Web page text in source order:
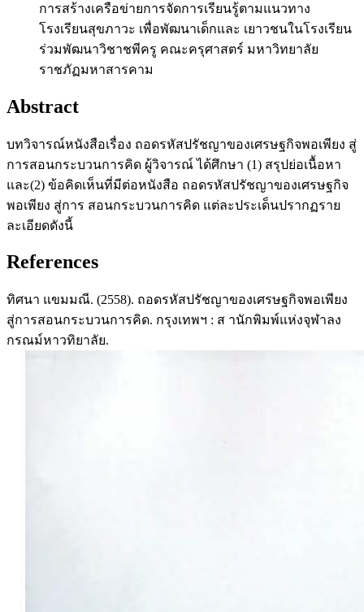
การสร้างเครือข่ายการจัดการเรียนรู้ตามแนวทาง
โรงเรียนสุขภาวะ เพื่อพัฒนาเด็กและ เยาวชนในโรงเรียน
ร่วมพัฒนาวิชาชพีครู คณะครุศาสตร์ มหาวิทยาลัย
ราชภัฏมหาสารคาม
Abstract
บทวิจารณ์หนังสือเรื่อง ถอดรหัสปรัชญาของเศรษฐกิจพอเพียง สู่
การสอนกระบวนการคิด ผู้วิจารณ์ ได้ศึกษา (1) สรุปย่อเนื้อหา
และ(2) ข้อคิดเห็นที่มีต่อหนังสือ ถอดรหัสปรัชญาของเศรษฐกิจ
พอเพียง สู่การ สอนกระบวนการคิด แต่ละประเด็นปรากฏราย
ละเอียดดังนี้
References
ทิศนา แขมมณี. (2558). ถอดรหัสปรัชญาของเศรษฐกิจพอเพียง
สู่การสอนกระบวนการคิด. กรุงเทพฯ : ส านักพิมพ์แห่งจุฬาลง
กรณม์หาวทิยาลัย.